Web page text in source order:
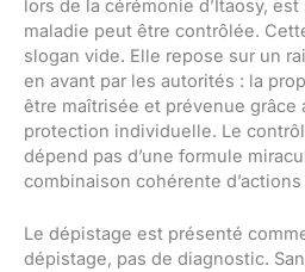
lors de la cérémonie d’Itaosy,
maladie peut être contrôlée.
slogan vide. Elle repose sur un
en avant par les autorités : la
être maîtrisée et prévenue grâce
protection individuelle. Le
dépend pas d’une formule
combinaison cohérente
Le dépistage est présenté
dépistage, pas de diagnostic.